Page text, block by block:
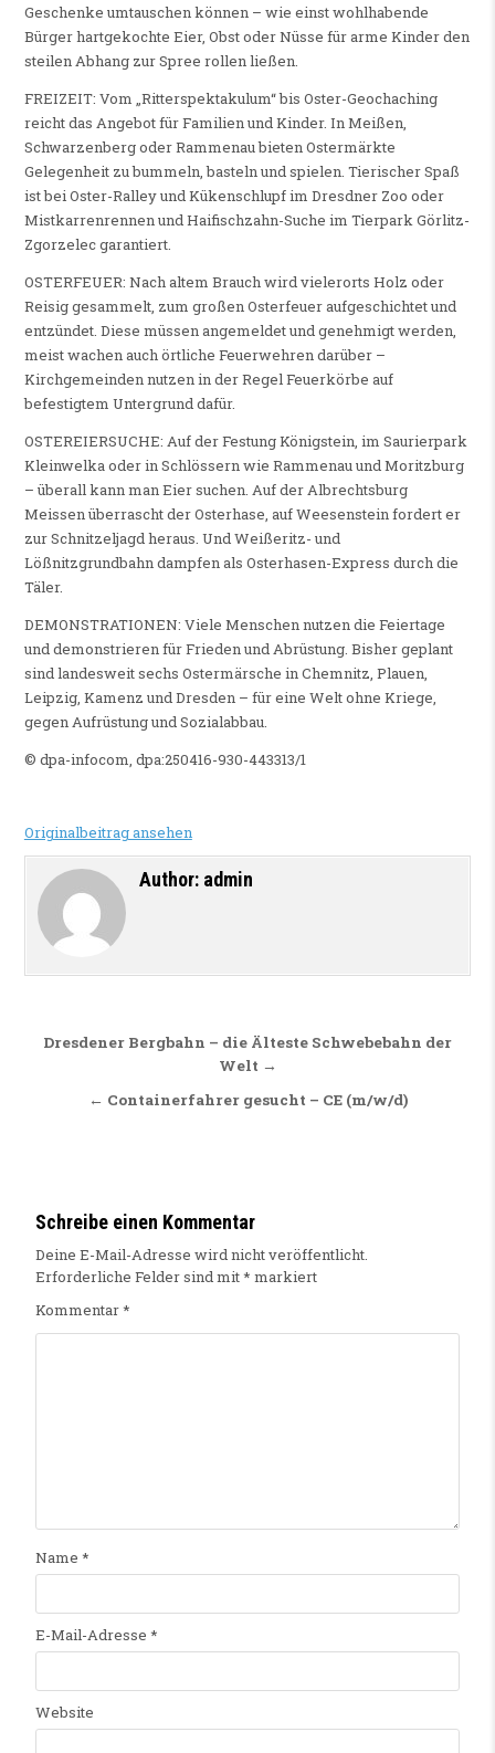
Geschenke umtauschen können – wie einst wohlhabende
Bürger hartgekochte Eier, Obst oder Nüsse für arme Kinder den
steilen Abhang zur Spree rollen ließen.
FREIZEIT: Vom „Ritterspektakulum“ bis Oster-Geochaching
reicht das Angebot für Familien und Kinder. In Meißen,
Schwarzenberg oder Rammenau bieten Ostermärkte
Gelegenheit zu bummeln, basteln und spielen. Tierischer Spaß
ist bei Oster-Ralley und Kükenschlupf im Dresdner Zoo oder
Mistkarrenrennen und Haifischzahn-Suche im Tierpark Görlitz-
Zgorzelec garantiert.
OSTERFEUER: Nach altem Brauch wird vielerorts Holz oder
Reisig gesammelt, zum großen Osterfeuer aufgeschichtet und
entzündet. Diese müssen angemeldet und genehmigt werden,
meist wachen auch örtliche Feuerwehren darüber –
Kirchgemeinden nutzen in der Regel Feuerkörbe auf
befestigtem Untergrund dafür.
OSTEREIERSUCHE: Auf der Festung Königstein, im Saurierpark
Kleinwelka oder in Schlössern wie Rammenau und Moritzburg
– überall kann man Eier suchen. Auf der Albrechtsburg
Meissen überrascht der Osterhase, auf Weesenstein fordert er
zur Schnitzeljagd heraus. Und Weißeritz- und
Lößnitzgrundbahn dampfen als Osterhasen-Express durch die
Täler.
DEMONSTRATIONEN: Viele Menschen nutzen die Feiertage
und demonstrieren für Frieden und Abrüstung. Bisher geplant
sind landesweit sechs Ostermärsche in Chemnitz, Plauen,
Leipzig, Kamenz und Dresden – für eine Welt ohne Kriege,
gegen Aufrüstung und Sozialabbau.
© dpa-infocom, dpa:250416-930-443313/1
Originalbeitrag ansehen
Author: admin
Beitragsnavigation
Dresdener Bergbahn – die Älteste Schwebebahn der
Welt →
← Containerfahrer gesucht – CE (m/w/d)
Schreibe einen Kommentar
Deine E-Mail-Adresse wird nicht veröffentlicht.
Erforderliche Felder sind mit* markiert
Kommentar*
Name *
E-Mail-Adresse *
Website